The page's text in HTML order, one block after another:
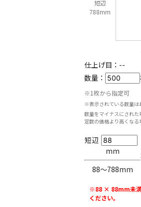
短辺
788mm
仕上げ目： --
数量：
※1枚から指定可
※表示されている数量は
数量をマイナスにされ
定数の価格より高くなる
短辺
mm
88〜788mm
※88 × 88mm未満
ください。